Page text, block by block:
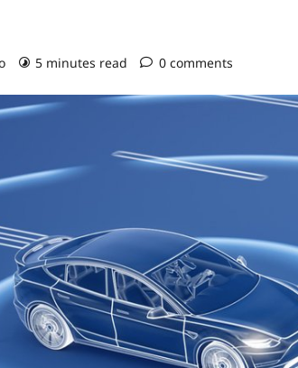
5 minutes read 0 comments